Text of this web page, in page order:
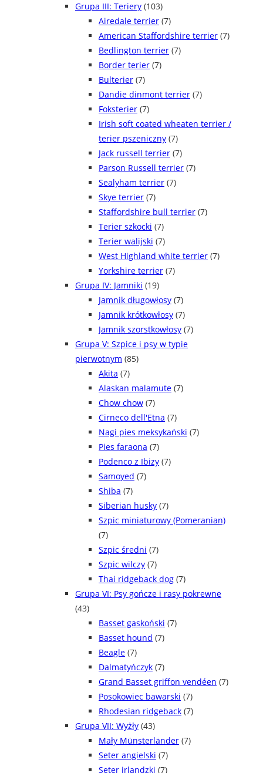
Grupa III: Teriery (103)
Airedale terrier (7)
American Staffordshire terrier (7)
Bedlington terrier (7)
Border terier (7)
Bulterier (7)
Dandie dinmont terrier (7)
Foksterier (7)
Irish soft coated wheaten terrier /
terier pszeniczny (7)
Jack russell terrier (7)
Parson Russell terrier (7)
Sealyham terrier (7)
Skye terrier (7)
Staffordshire bull terrier (7)
Terier szkocki (7)
Terier walijski (7)
West Highland white terrier (7)
Yorkshire terrier (7)
Grupa IV: Jamniki (19)
Jamnik długowłosy (7)
Jamnik krótkowłosy (7)
Jamnik szorstkowłosy (7)
Grupa V: Szpice i psy w typie
pierwotnym (85)
Akita (7)
Alaskan malamute (7)
Chow chow (7)
Cirneco dell'Etna (7)
Nagi pies meksykański (7)
Pies faraona (7)
Podenco z Ibizy (7)
Samoyed (7)
Shiba (7)
Siberian husky (7)
Szpic miniaturowy (Pomeranian)
(7)
Szpic średni (7)
Szpic wilczy (7)
Thai ridgeback dog (7)
Grupa VI: Psy gończe i rasy pokrewne
(43)
Basset gaskoński (7)
Basset hound (7)
Beagle (7)
Dalmatyńczyk (7)
Grand Basset griffon vendéen (7)
Posokowiec bawarski (7)
Rhodesian ridgeback (7)
Grupa VII: Wyżły (43)
Mały Münsterländer (7)
Seter angielski (7)
Seter irlandzki (7)